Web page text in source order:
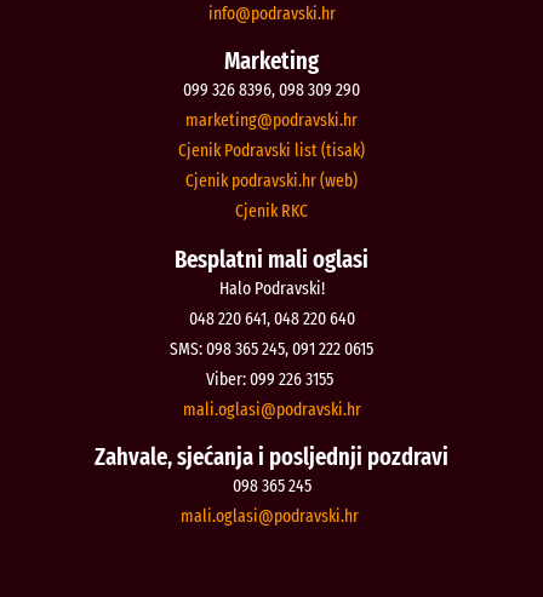
rh.iksvardop
@ofni
Marketing
099 326 8396, 098 309 290
rh.iksvardop
@gnitekram
Cjenik Podravski list (tisak)
Cjenik podravski.hr (web)
Cjenik RKC
Besplatni mali oglasi
Halo Podravski!
048 220 641, 048 220 640
SMS: 098 365 245, 091 222 0615
Viber: 099 226 3155
rh.iksvardop
@isalgo.ilam
Zahvale, sjećanja i posljednji pozdravi
098 365 245
rh.iksvardop
@isalgo.ilam